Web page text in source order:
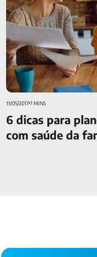
11/05/20177 MINS
6 dicas para
com saúde da